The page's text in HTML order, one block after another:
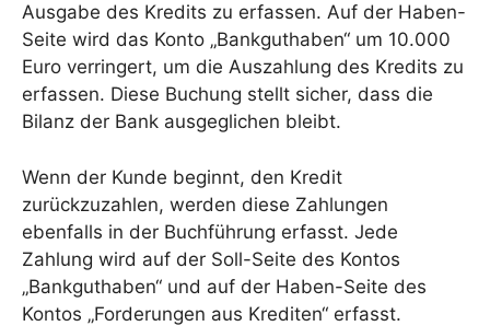
Ausgabe des Kredits zu erfassen. Auf der Haben-
Seite wird das Konto „Bankguthaben“ um 10.000
Euro verringert, um die Auszahlung des Kredits zu
erfassen. Diese Buchung stellt sicher, dass die
Bilanz der Bank ausgeglichen bleibt.
Wenn der Kunde beginnt, den Kredit
zurückzuzahlen, werden diese Zahlungen
ebenfalls in der Buchführung erfasst. Jede
Zahlung wird auf der Soll-Seite des Kontos
„Bankguthaben“ und auf der Haben-Seite des
Kontos „Forderungen aus Krediten“ erfasst.